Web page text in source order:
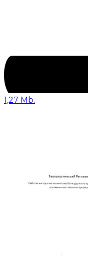
1,27 Mb.